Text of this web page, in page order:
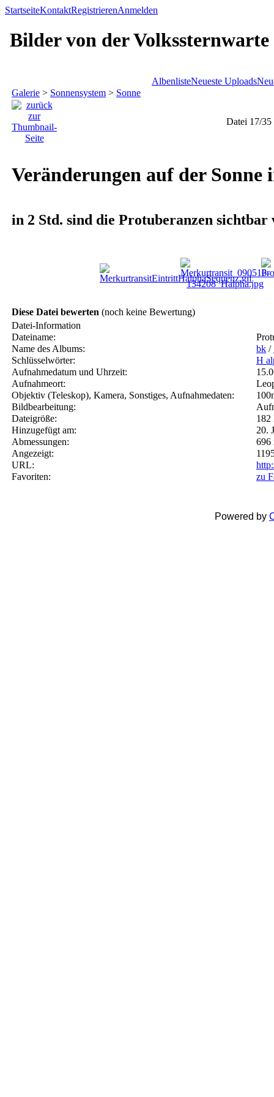
StartseiteKontaktRegistrierenAnmelden
Bilder von der Volkssternwarte
AlbenlisteNeueste Uploads
Galerie > Sonnensystem > Sonne
Datei 17/35
Veränderungen auf der Sonne
in 2 Std. sind die Protuberanzen sichtbar
Diese Datei bewerten (noch keine Bewertung)
Datei-Information
Dateiname:
Name des Albums:
bk /
Schlüsselwörter:
H
Aufnahmedatum und Uhrzeit:
Aufnahmeort:
Objektiv (Teleskop), Kamera, Sonstiges, Aufnahmedaten:
Bildbearbeitung:
Dateigröße:
Hinzugefügt am:
20.
Abmessungen:
696
Angezeigt:
URL:
Favoriten:
zu
Powered by